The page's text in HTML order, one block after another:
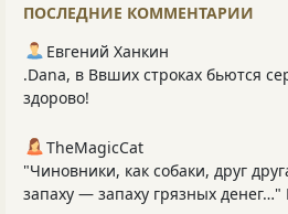
ПОСЛЕДНИЕ КОММЕНТАРИИ
Евгений Ханкин
.Dana, в Ввших строках бьются
здорово!
TheMagicCat
"Чиновники, как собаки, друг
запаху — запаху грязных денег…"